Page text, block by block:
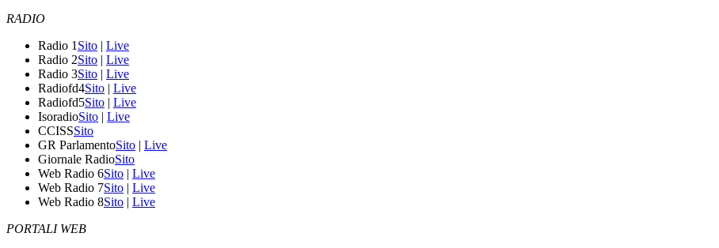
RADIO
Radio 1 Sito | Live
Radio 2Sito | Live
Radio 3Sito | Live
Radiofd4Sito | Live
Radiofd5Sito | Live
IsoradioSito | Live
CCISSSito
GR ParlamentoSito | Live
Giornale RadioSito
Web Radio 6Sito | Live
Web Radio 7Sito | Live
Web Radio 8Sito | Live
PORTALI WEB